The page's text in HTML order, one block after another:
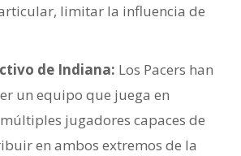
limitar la influencia de
de Indiana: Los Pacers han
un equipo que juega en
jugadores capaces de
en ambos extremos de la